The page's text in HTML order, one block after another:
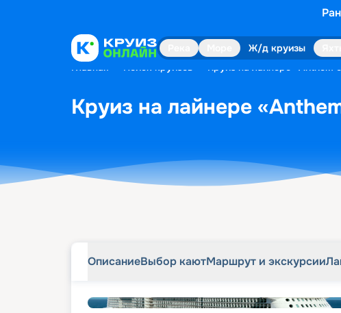
Ж/д круизы
Главная Поиск круизов Круиз на лайнере «Anthem
Круиз на лайнере
ОписаниеВыбор каютМаршрут и экскурсии